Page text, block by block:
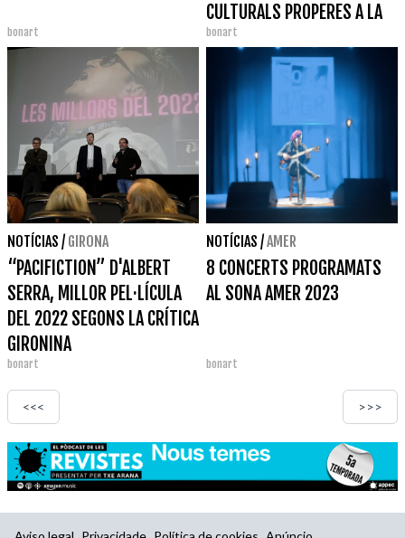
bonart
CULTURALS PROPERES A LA
CIUTADANIA
bonart
NOTÍCIAS / GIRONA
“PACIFICTION” D'ALBERT
SERRA, MILLOR PEL·LÍCULA
DEL 2022 SEGONS LA CRÍTICA
GIRONINA
bonart
NOTÍCIAS /AMER
8 CONCERTS PROGRAMATS
AL SONA AMER 2023
bonart
<<< >>>